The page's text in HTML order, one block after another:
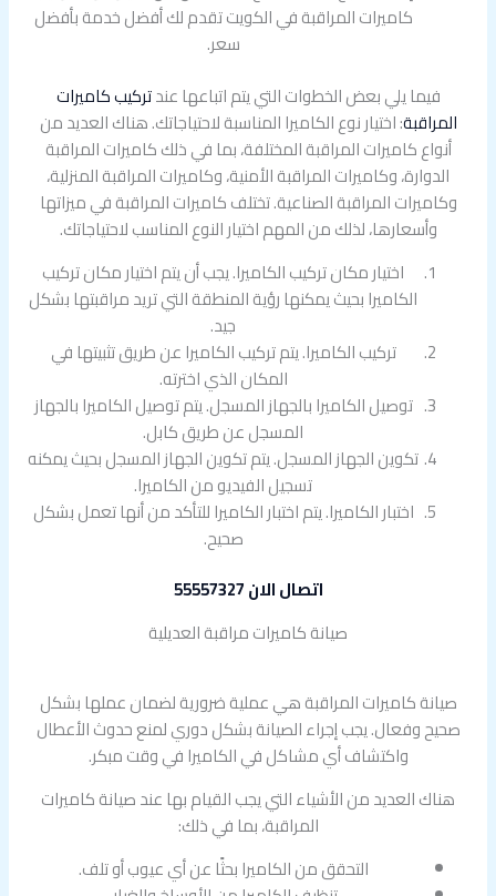
كاميرات المراقبة في الكويت تقدم لك أفضل خدمة بأفضل
سعر.
فيما يلي بعض الخطوات التي يتم اتباعها عندتركيب كاميرات
المراقبة: اختيار نوع الكاميرا المناسبة لاحتياجاتك. هناك العديد من
أنواع كاميرات المراقبة المختلفة، بما في ذلك كاميرات المراقبة
الدوارة، وكاميرات المراقبة الأمنية، وكاميرات المراقبة المنزلية،
وكاميرات المراقبة الصناعية. تختلف كاميرات المراقبة في ميزاتها
وأسعارها، لذلك من المهم اختيار النوع المناسب لاحتياجاتك.
اختيار مكان تركيب الكاميرا. يجب أن يتم اختيار مكان تركيب
الكاميرا بحيث يمكنها رؤية المنطقة التي تريد مراقبتها بشكل
جيد.
تركيب الكاميرا. يتم تركيب الكاميرا عن طريق تثبيتها في
المكان الذي اخترته.
توصيل الكاميرا بالجهاز المسجل. يتم توصيل الكاميرا بالجهاز
المسجل عن طريق كابل.
تكوين الجهاز المسجل. يتم تكوين الجهاز المسجل بحيث يمكنه
تسجيل الفيديو من الكاميرا.
اختبار الكاميرا. يتم اختبار الكاميرا للتأكد من أنها تعمل بشكل
صحيح.
اتصال الان 55557327
صيانة كاميرات مراقبة العديلية
صيانة كاميرات المراقبة هي عملية ضرورية لضمان عملها بشكل
صحيح وفعال. يجب إجراء الصيانة بشكل دوري لمنع حدوث الأعطال
واكتشاف أي مشاكل في الكاميرا في وقت مبكر.
هناك العديد من الأشياء التي يجب القيام بها عند صيانة كاميرات
المراقبة، بما في ذلك:
التحقق من الكاميرا بحثًا عن أي عيوب أو تلف.